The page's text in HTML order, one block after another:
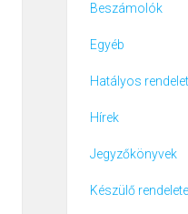
Beszámolók
Egyéb
Hatályos
Hírek
Jegyzőkönyvek
Készülő